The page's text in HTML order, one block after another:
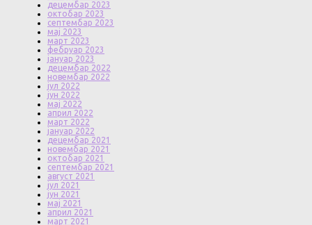
децембар 2023
октобар 2023
септембар 2023
мај 2023
март 2023
фебруар 2023
јануар 2023
децембар 2022
новембар 2022
јул 2022
јун 2022
мај 2022
април 2022
март 2022
јануар 2022
децембар 2021
новембар 2021
октобар 2021
септембар 2021
август 2021
јул 2021
јун 2021
мај 2021
април 2021
март 2021